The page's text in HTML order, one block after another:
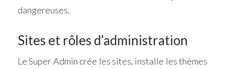
dangereuses.
Sites et rôles d’administration
Le Super Admin crée les sites, installe les thèmes